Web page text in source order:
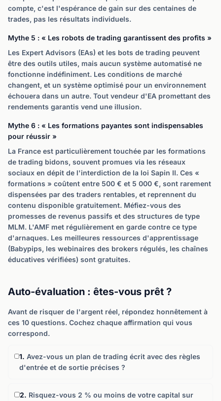
compte, c'est l'espérance de gain sur des centaines de
trades, pas les résultats individuels.
Mythe 5 : « Les robots de trading garantissent des profits »
Les Expert Advisors (EAs) et les bots de trading peuvent
être des outils utiles, mais aucun système automatisé ne
fonctionne indéfiniment. Les conditions de marché
changent, et un système optimisé pour un environnement
échouera dans un autre. Tout vendeur d'EA promettant des
rendements garantis vend une illusion.
Mythe 6 : « Les formations payantes sont indispensables
pour réussir »
La France est particulièrement touchée par les formations
de trading bidons, souvent promues via les réseaux
sociaux en dépit de l'interdiction de la loi Sapin II. Ces «
formations » coûtent entre 500 € et 5 000 €, sont rarement
dispensées par des traders rentables, et reprennent du
contenu disponible gratuitement. Méfiez-vous des
promesses de revenus passifs et des structures de type
MLM. L'AMF met régulièrement en garde contre ce type
d'arnaques. Les meilleures ressources d'apprentissage
(Babypips, les webinaires des brokers régulés, les chaînes
éducatives vérifiées) sont gratuites.
Auto-évaluation : êtes-vous prêt ?
Avant de risquer de l'argent réel, répondez honnêtement à
ces 10 questions. Cochez chaque affirmation qui vous
correspond.
1. Avez-vous un plan de trading écrit avec des règles
d'entrée et de sortie précises ?
2. Risquez-vous 2 % ou moins de votre capital sur